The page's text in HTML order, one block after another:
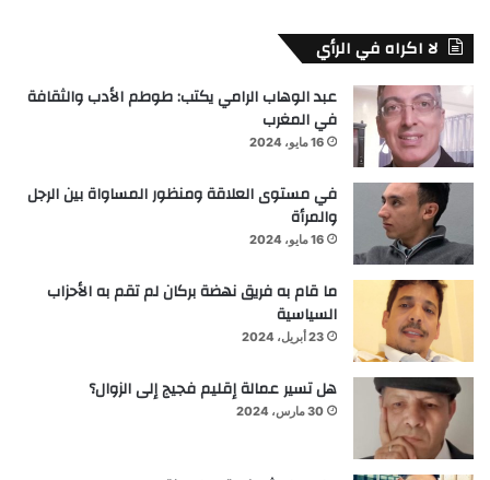
لا اكراه في الرأي
عبد الوهاب الرامي يكتب: طوطم الأدب والثقافة
في المغرب
16 مايو، 2024
في مستوى العلاقة ومنظور المساواة بين الرجل
والمرأة
16 مايو، 2024
ما قام به فريق نهضة بركان لم تقم به الأحزاب
السياسية
23 أبريل، 2024
هل تسير عمالة إقليم فجيج إلى الزوال؟
30 مارس، 2024